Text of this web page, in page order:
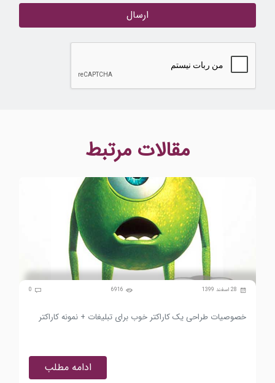
ارسال
مقالات مرتبط
28 اسفند 1399 6916
0
خصوصیات طراحی یک کاراکتر خوب برای تبلیغات + نمونه کاراکتر
ادامه مطلب